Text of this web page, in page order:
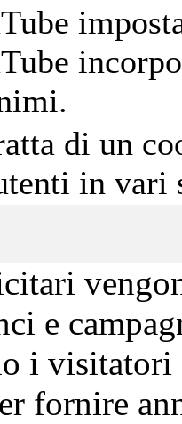
di un
in vari
e
i visitatori
fornire